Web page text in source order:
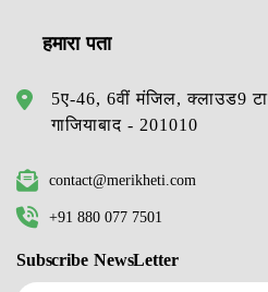
हमारा पता
5ए-46, 6वीं मंजिल, क्लाउड9
गाजियाबाद - 201010
contact@merikheti.com
+91 880 077 7501
Subscribe NewsLetter